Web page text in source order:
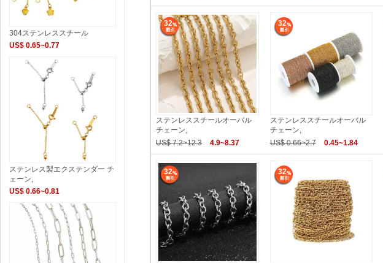
32
ステンレススチールオーバル
チェーン,
US$ 7.2~12.3
4.9~8.37
32
ステンレススチールオーバル
チェーン,
US$ 0.66~2.7
0.45~1.84
32 32
304ステンレススチール
US$ 0.65~0.77
ステンレス製エクステンダー チ
ェーン,
US$ 0.66~0.81